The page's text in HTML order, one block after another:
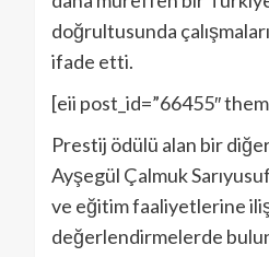
doğrultusunda
ifade etti.
[eii post_id=”66455″
Prestij ödülü alan bir
Ayşegül Çalmuk
ve eğitim faaliyetlerine
değerlendirmelerde